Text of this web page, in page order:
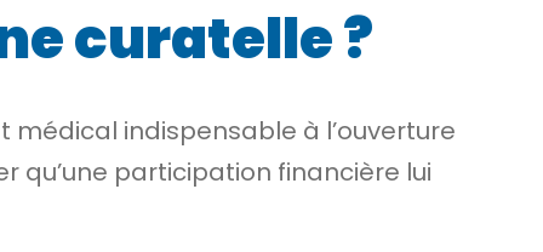
curatelle ?
médical indispensable à l’ouverture
qu’une participation financière lui